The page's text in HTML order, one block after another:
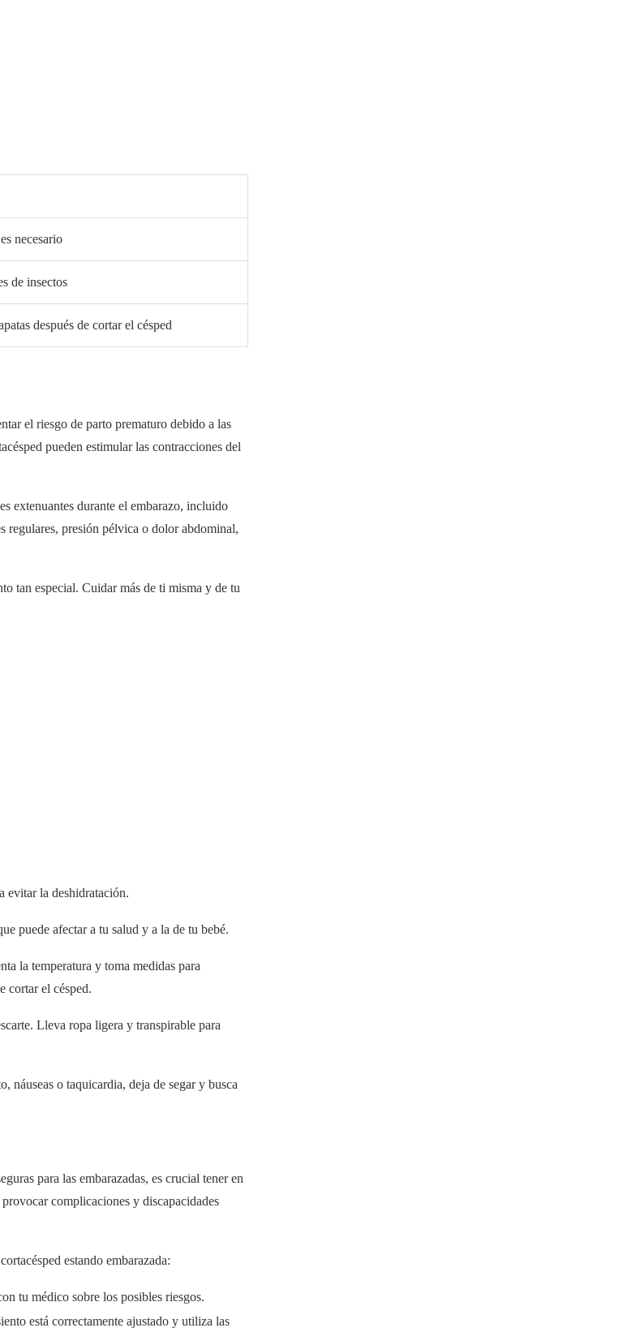
necesario
de insectos
después de cortar el césped
el riesgo de parto prematuro debido a las
pueden estimular las contracciones del
extenuantes durante el embarazo, incluido
regulares, presión pélvica o dolor abdominal,
tan especial. Cuidar más de ti misma y de tu
evitar la deshidratación.
puede afectar a tu salud y a la de tu bebé.
la temperatura y toma medidas para
cortar el césped.
Lleva ropa ligera y transpirable para
náuseas o taquicardia, deja de segar y busca
para las embarazadas, es crucial tener en
complicaciones y discapacidades
estando embarazada:
tu médico sobre los posibles riesgos.
está correctamente ajustado y utiliza las